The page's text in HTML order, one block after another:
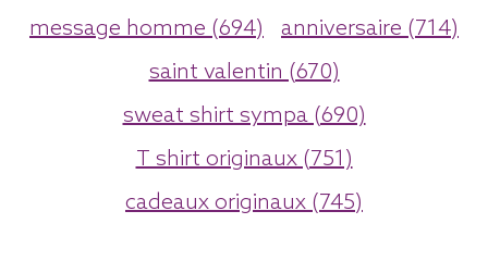
message homme (694)
anniversaire (714)
saint valentin (670)
sweat shirt sympa (690)
T shirt originaux (751)
cadeaux originaux (745)